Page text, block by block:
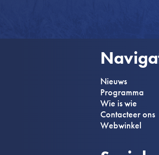
Nieuws
Programma
Wie is wie
Contacteer ons
Webwinkel